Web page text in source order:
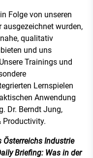
Folge von unseren
ausgezeichnet wurden,
qualitativ
und uns
Trainings und
Lernspielen
Anwendung
Dr. Berndt Jung,
Productivity.
Industrie
Briefing: Was in der